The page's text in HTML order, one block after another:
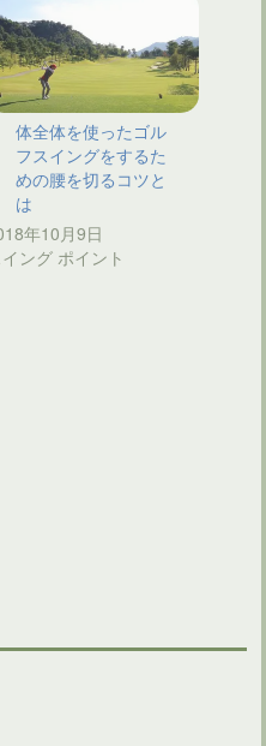
体全体を使ったゴル
フスイングをするた
めの腰を切るコツと
は
年10月9日
イング ポイント